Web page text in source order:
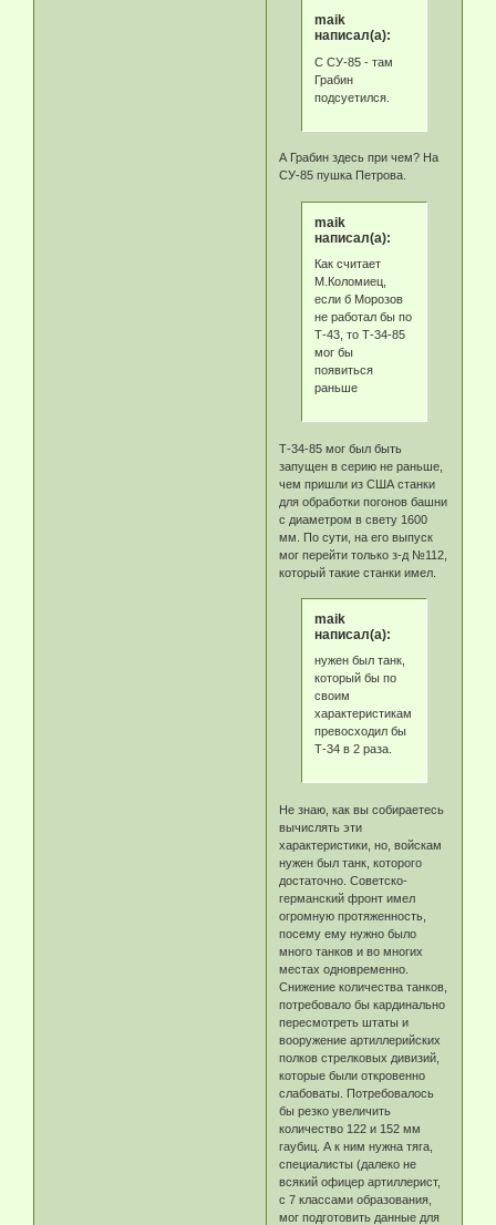
maik
написал(а):
С СУ-85 - там
Грабин
подсуетился.
А Грабин здесь при чем? На
СУ-85 пушка Петрова.
maik
написал(а):
Как считает
М.Коломиец,
если б Морозов
не работал бы по
Т-43, то Т-34-85
мог бы
появиться
раньше
Т-34-85 мог был быть
запущен в серию не раньше,
чем пришли из США станки
для обработки погонов башни
с диаметром в свету 1600
мм. По сути, на его выпуск
мог перейти только з-д №112,
который такие станки имел.
maik
написал(а):
нужен был танк,
который бы по
своим
характеристикам
превосходил бы
Т-34 в 2 раза.
Не знаю, как вы собираетесь
вычислять эти
характеристики, но, войскам
нужен был танк, которого
достаточно. Советско-
германский фронт имел
огромную протяженность,
посему ему нужно было
много танков и во многих
местах одновременно.
Снижение количества танков,
потребовало бы кардинально
пересмотреть штаты и
вооружение артиллерийских
полков стрелковых дивизий,
которые были откровенно
слабоваты. Потребовалось
бы резко увеличить
количество 122 и 152 мм
гаубиц. А к ним нужна тяга,
специалисты (далеко не
всякий офицер артиллерист,
с 7 классами образования,
мог подготовить данные для